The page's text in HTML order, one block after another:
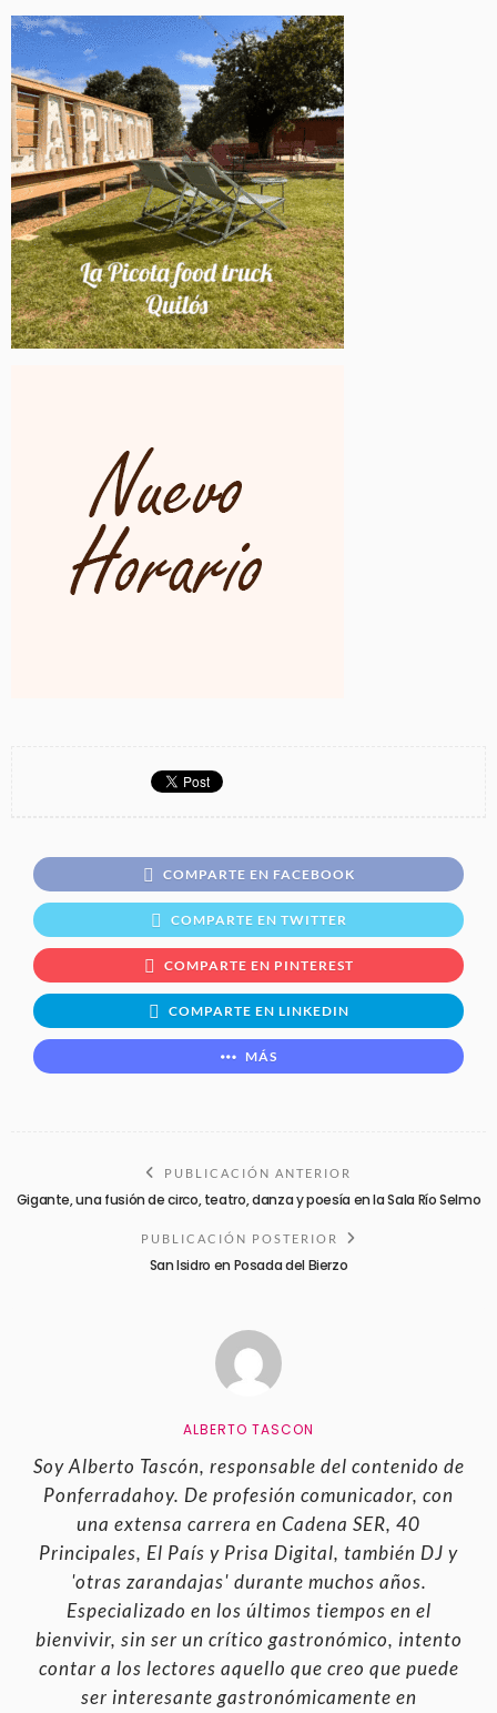
COMPARTE EN FACEBOOK
COMPARTE EN TWITTER
COMPARTE EN PINTEREST
COMPARTE EN LINKEDIN
MÁS
PUBLICACIÓN ANTERIOR
Gigante, una fusión de circo, teatro, danza y poesía en la Sala Río Selmo
PUBLICACIÓN POSTERIOR
San Isidro en Posada del Bierzo
ALBERTO TASCON
Soy Alberto Tascón, responsable del contenido de
Ponferradahoy. De profesión comunicador, con
una extensa carrera en Cadena SER, 40
Principales, El País y Prisa Digital, también DJ y
'otras zarandajas' durante muchos años.
Especializado en los últimos tiempos en el
bienvivir, sin ser un crítico gastronómico, intento
contar a los lectores aquello que creo que puede
ser interesante gastronómicamente en